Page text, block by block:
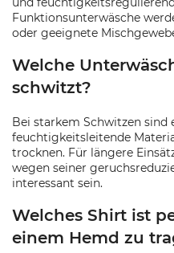
Funktionsunterwäsche
oder geeignete
Welche
schwitzt?
Bei starkem Schwitzen sind
feuchtigkeitsleitende
trocknen. Für längere
wegen seiner
interessant sein.
Welches Shirt ist
einem Hemd zu